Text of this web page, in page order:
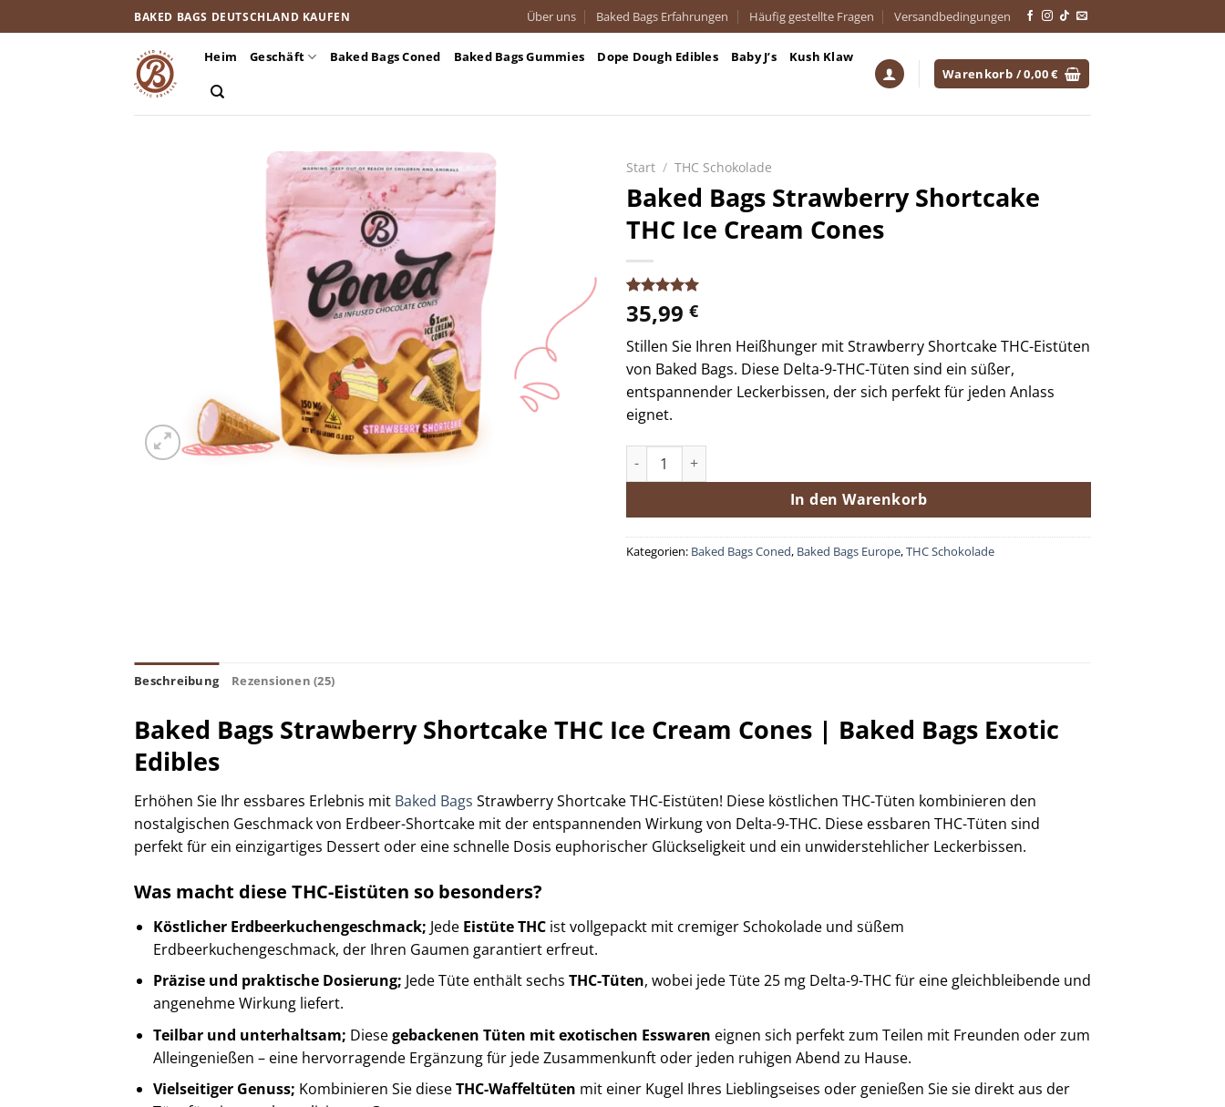
Inhalt
BAKED BAGS DEUTSCHLAND KAUFEN Über uns Baked Bags Erfahrungen Häufig gestellte Fragen Versandbedingungen
Heim Geschäft Baked Bags Coned Baked Bags Gummies Dope Dough Edibles Baby J’s
Kush Klaw
Warenkorb /0,00€
Start / THC Schokolade
Baked Bags Strawberry Shortcake
THC Ice Cream Cones
Bewertet
mit5.00
basierend
auf
25
Kundenbewertungen
35,99 €
Stillen Sie Ihren Heißhunger mit Strawberry Shortcake THC-Eistüten
von Baked Bags. Diese Delta-9-THC-Tüten sind ein süßer,
entspannender Leckerbissen, der sich perfekt für jeden Anlass
eignet.
Baked Bags Strawberry Shortcake THC Ice Cream Cones Menge
In den Warenkorb
Kategorien: Baked Bags Coned, Baked Bags Europe,THC Schokolade
Beschreibung Rezensionen (25)
Baked Bags Strawberry Shortcake THC Ice Cream Cones | Baked Bags Exotic
Edibles
Erhöhen Sie Ihr essbares Erlebnis mit Baked Bags Strawberry Shortcake THC-Eistüten! Diese köstlichen THC-Tüten kombinieren den
nostalgischen Geschmack von Erdbeer-Shortcake mit der entspannenden Wirkung von Delta-9-THC. Diese essbaren THC-Tüten sind
perfekt für ein einzigartiges Dessert oder eine schnelle Dosis euphorischer Glückseligkeit und ein unwiderstehlicher Leckerbissen.
Was macht diese THC-Eistüten so besonders?
Köstlicher Erdbeerkuchengeschmack; Jede Eistüte THCist vollgepackt mit cremiger Schokolade und süßem
Erdbeerkuchengeschmack, der Ihren Gaumen garantiert erfreut.
Präzise und praktische Dosierung; Jede Tüte enthält sechs THC-Tüten, wobei jede Tüte 25 mg Delta-9-THC für eine gleichbleibende und
angenehme Wirkung liefert.
Teilbar und unterhaltsam; Diesegebackenen Tüten mit exotischen Esswaren eignen sich perfekt zum Teilen mit Freunden oder zum
Alleingenießen – eine hervorragende Ergänzung für jede Zusammenkunft oder jeden ruhigen Abend zu Hause.
Vielseitiger Genuss; Kombinieren Sie dieseTHC-Waffeltüten mit einer Kugel Ihres Lieblingseises oder genießen Sie sie direkt aus der